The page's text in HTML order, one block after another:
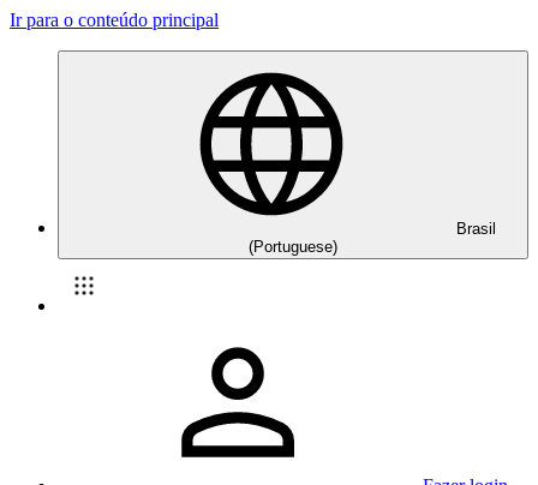
Ir para o conteúdo principal
Brasil
(Portuguese)